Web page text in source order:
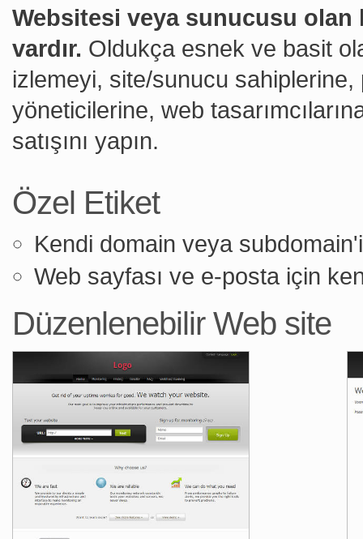
Websitesi veya sunucusu olan
vardır. Oldukça esnek ve basit
izlemeyi, site/sunucu sahiplerine,
yöneticilerine, web
satışını yapın.
Özel Etiket
Kendi domain veya
Web sayfası ve e-posta için
Düzenlenebilir Web site